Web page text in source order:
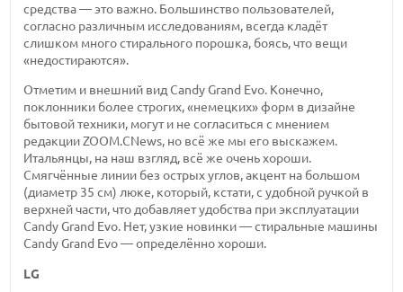
средства — это важно. Большинство пользователей,
согласно различным исследованиям, всегда кладёт
слишком много стирального порошка, боясь, что вещи
«недостираются».
Отметим и внешний вид Candy Grand Evo. Конечно,
поклонники более строгих, «немецких» форм в дизайне
бытовой техники, могут и не согласиться с мнением
редакции ZOOM.CNews, но всё же мы его выскажем.
Итальянцы, на наш взгляд, всё же очень хороши.
Смягчённые линии без острых углов, акцент на большом
(диаметр 35 см) люке, который, кстати, с удобной ручкой в
верхней части, что добавляет удобства при эксплуатации
Candy Grand Evo. Нет, узкие новинки — стиральные машины
Candy Grand Evo — определённо хороши.
LG